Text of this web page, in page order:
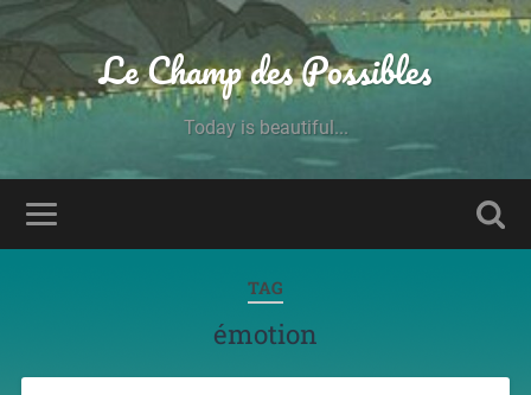
Le Champ des Possibles
Today is beautiful...
TAG
émotion